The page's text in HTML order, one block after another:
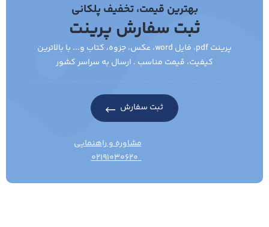
بهترین قیمت، تخفیف پلکانی
ثبت سفارش پرینت
پرینت pdf، فایل word، عکس، جزوه، کتاب و... با بالاترین
کیفیت، قیمت مناسب . ارسال به سراسر کشور
ثبت سفارش
مشاوره و راهنمایی
۰۲۱۹۱۰۳۰۶۲۰